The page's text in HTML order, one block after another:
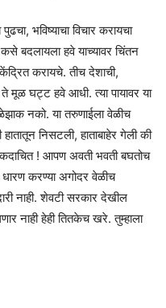
भविष्याचा विचार करायचा
बदलायला हवे याच्यावर चिंतन
करायचे. तीच देशाची,
घट्ट हवे आधी. त्या पायावर या
नको. या तरुणाईला वेळीच
निसटली, हाताबाहेर गेली की
! आपण अवती भवती बघतोच
करण्या अगोदर वेळीच
नाही. शेवटी सरकार देखील
नाही हेही तितकेच खरे. तुम्हाला